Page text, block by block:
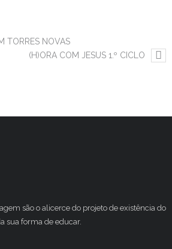
TORRES NOVAS
(H)ORA COM JESUS 1.º CICLO
são o alicerce do projeto de existência do
sua forma de educar.